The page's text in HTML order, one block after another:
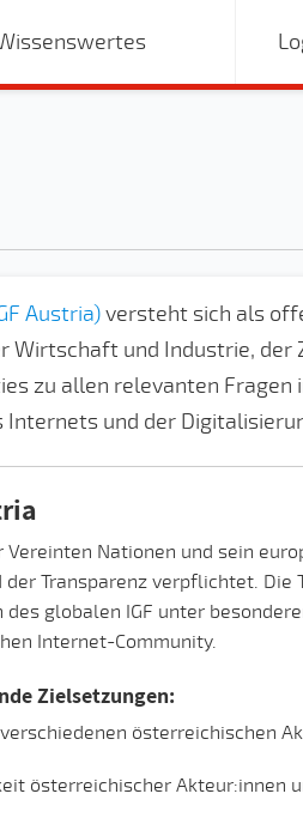
Austria)versteht sich als
und Industrie, der
zu allen relevanten
und der
Vereinten Nationen und sein
Transparenz verpflichtet. Die
globalen IGF unter
Internet-Community.
Zielsetzungen:
österreichischen
österreichischer Akteur:innen